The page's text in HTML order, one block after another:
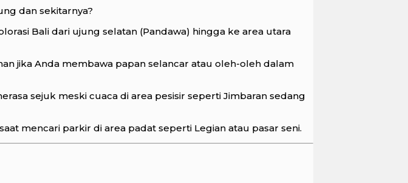
dan sekitarnya?
Bali dari ujung selatan (Pandawa) hingga ke area utara
jika Anda membawa papan selancar atau oleh-oleh dalam
sejuk meski cuaca di area pesisir seperti Jimbaran sedang
mencari parkir di area padat seperti Legian atau pasar seni.